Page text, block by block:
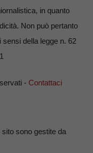
in quanto
Non può pertanto
della legge n. 62
- Contattaci
sono gestite da